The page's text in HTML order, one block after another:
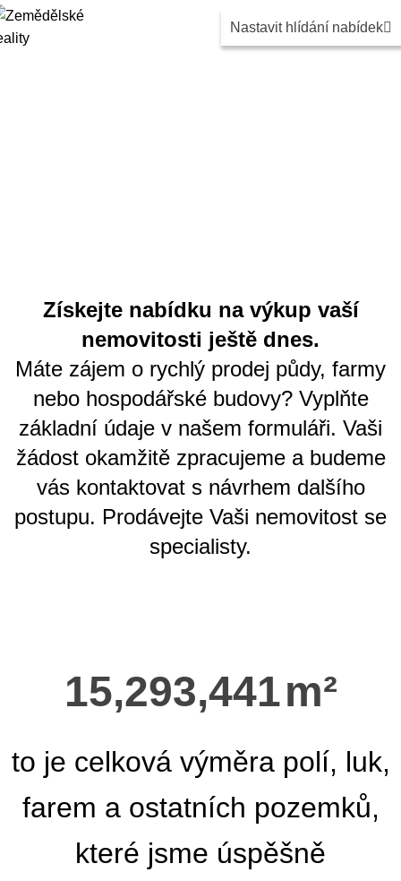
Nastavit hlídání nabídek
Získejte nabídku na výkup vaší
nemovitosti ještě dnes.
Máte zájem o rychlý prodej půdy, farmy
nebo hospodářské budovy? Vyplňte
základní údaje v našem formuláři. Vaši
žádost okamžitě zpracujeme a budeme
vás kontaktovat s návrhem dalšího
postupu. Prodávejte Vaši nemovitost se
specialisty.
15,293,441m²
to je celková výměra polí, luk,
farem a ostatních pozemků,
které jsme úspěšně